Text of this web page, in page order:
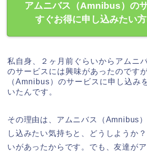
アムニバス（Amnibus）の
すぐお得に申し込みたい
私自身、２ヶ月前ぐらいからアムニ
のサービスには興味があったのです
（Amnibus）のサービスに申し込み
いたんです。
その理由は、アムニバス（Amnibus
し込みたい気持ちと、どうしようか
いがあったからです。でも、友達が